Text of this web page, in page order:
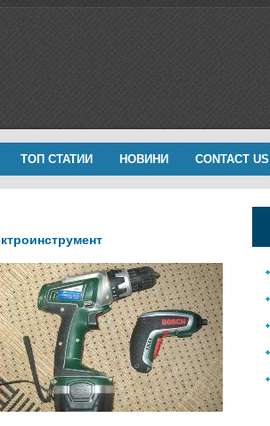
ТОП СТАТИИ НОВИНИ CONTACT US